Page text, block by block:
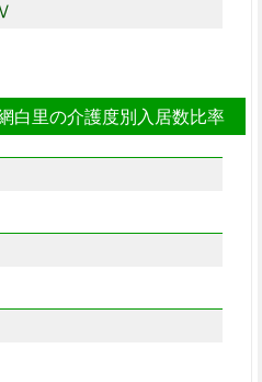
白里の介護度別入居数比率